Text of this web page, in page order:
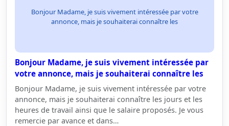
Bonjour Madame, je suis vivement intéressée par votre
annonce, mais je souhaiterai connaître les
Bonjour Madame, je suis vivement intéressée par
votre annonce, mais je souhaiterai connaître les
Bonjour Madame, je suis vivement intéressée par votre
annonce, mais je souhaiterai connaître les jours et les
heures de travail ainsi que le salaire proposés. Je vous
remercie par avance et dans…